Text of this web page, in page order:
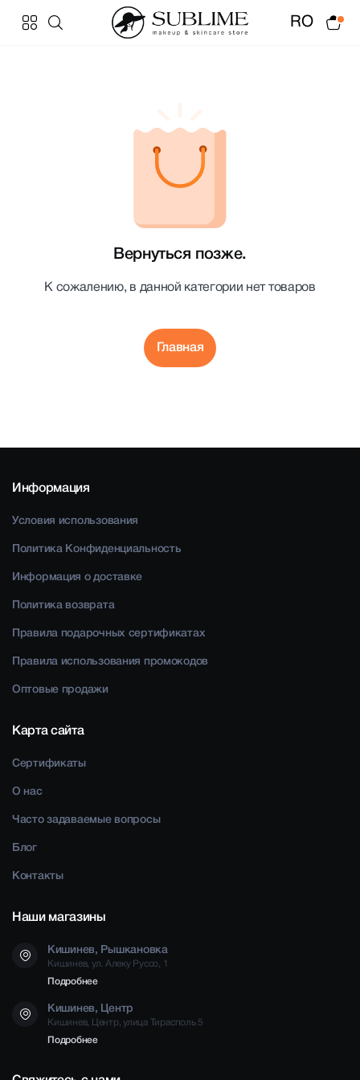
RO
Вернуться позже.
К сожалению, в данной категории нет товаров
Главная
Информация
Условия использования
Политика Конфиденциальность
Информация о доставке
Политика возврата
Правила подарочных сертификатах
Правила использования промокодов
Оптовые продажи
Карта сайта
Сертификаты
О нас
Часто задаваемые вопросы
Блог
Контакты
Наши магазины
Кишинев, Рышкановка
Кишинев, ул. Алеку Руссо, 1
Подробнее
Кишинев, Центр
Кишинев, Центр, улица Тирасполь 5
Подробнее